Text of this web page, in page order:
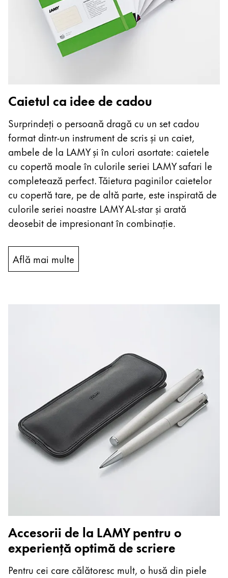
Caietul ca idee de cadou
Surprindeți o persoană dragă cu un set cadou
format dintr-un instrument de scris și un caiet,
ambele de la LAMY și în culori asortate: caietele
cu copertă moale în culorile seriei LAMY safari le
completează perfect. Tăietura paginilor caietelor
cu copertă tare, pe de altă parte, este inspirată de
culorile seriei noastre LAMY AL-star și arată
deosebit de impresionant în combinație.
Află mai multe
Accesorii de la LAMY pentru o
experiență optimă de scriere
Pentru cei care călătoresc mult, o husă din piele